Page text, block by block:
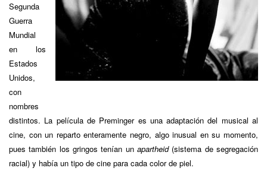
Segunda
Guerra
Mundial
en los
Estados
Unidos,
con
nombres
distintos. La película de Preminger es una adaptación del musical al
cine, con un reparto enteramente negro, algo inusual en su momento,
pues también los gringos tenían un apartheid(sistema de segregación
racial) y había un tipo de cine para cada color de piel.